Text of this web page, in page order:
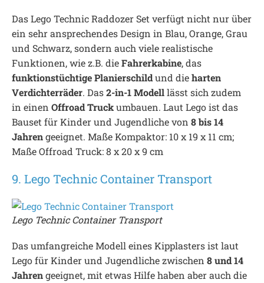
Das Lego Technic Raddozer Set verfügt nicht nur über
ein sehr ansprechendes Design in Blau, Orange, Grau
und Schwarz, sondern auch viele realistische
Funktionen, wie z.B. dieFahrerkabine, das
funktionstüchtige Planierschildund dieharten
Verdichterräder. Das2-in-1 Modelllässt sich zudem
in einen Offroad Truckumbauen. Laut Lego ist das
Bauset für Kinder und Jugendliche von 8 bis 14
Jahrengeeignet. Maße Kompaktor: 10 x 19 x 11 cm;
Maße Offroad Truck: 8 x 20 x 9 cm
9. Lego Technic Container Transport
Lego Technic Container Transport
Das umfangreiche Modell eines Kipplasters ist laut
Lego für Kinder und Jugendliche zwischen 8 und 14
Jahrengeeignet, mit etwas Hilfe haben aber auch die